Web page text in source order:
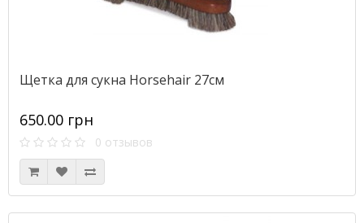
Щетка для сукна Horsehair 27см
650.00 грн
0 отзывов